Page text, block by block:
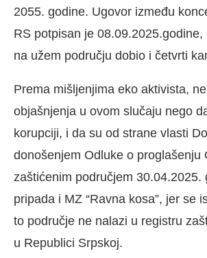
2055. godine. Ugovor između
RS potpisan je 08.09.2025.godine,
na užem području dobio i četvrti
Prema mišljenjima eko aktivista,
objašnjenja u ovom slučaju nego
korupciji, i da su od strane vlasti
donošenjem Odluke o proglašenju
zaštićenim područjem 30.04.2025.
pripada i MZ “Ravna kosa”, jer se
to područje ne nalazi u registru
u Republici Srpskoj.